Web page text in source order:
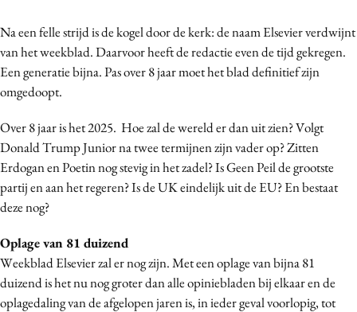
Bureaus
Campagnes
Carriere
Craft
Customer Experience
Data & Insights
Design
Diversiteit
Effectiviteit
Gedragsverandering
Na een felle strijd is de kogel door de kerk: de naam Elsevier verdwijnt
van het weekblad. Daarvoor heeft de redactie even de tijd gekregen.
Een generatie bijna. Pas over 8 jaar moet het blad definitief zijn
omgedoopt.
Over 8 jaar is het 2025. Hoe zal de wereld er dan uit zien? Volgt
Donald Trump Junior na twee termijnen zijn vader op? Zitten
Erdogan en Poetin nog stevig in het zadel? Is Geen Peil de grootste
partij en aan het regeren? Is de UK eindelijk uit de EU? En bestaat
deze nog?
Oplage van 81 duizend
Weekblad Elsevier zal er nog zijn. Met een oplage van bijna 81
duizend is het nu nog groter dan alle opiniebladen bij elkaar en de
oplagedaling van de afgelopen jaren is, in ieder geval voorlopig, tot